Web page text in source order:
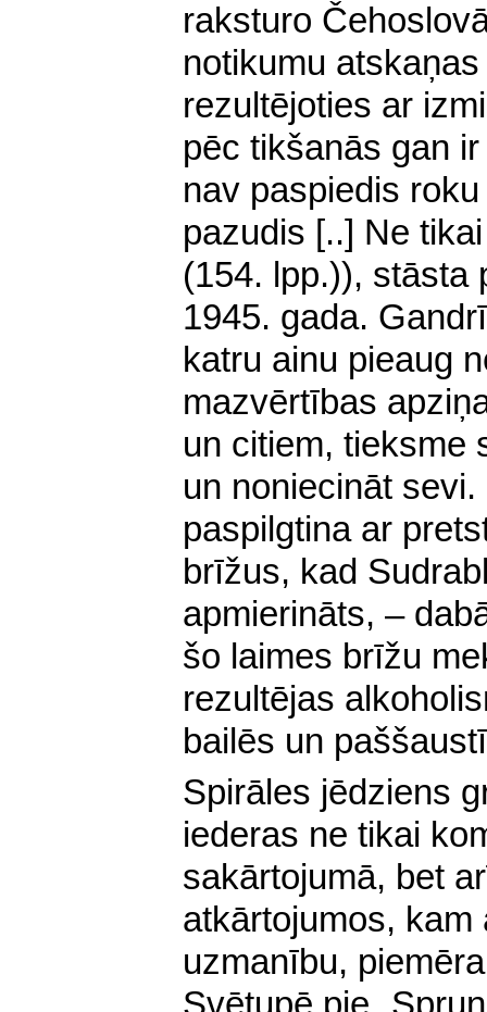
raksturo
notikumu
rezultējoties ar
pēc tikšanās gan
nav paspiedis
pazudis [..] Ne
(154. lpp.)), stāsta
1945. gada.
katru ainu pieaug
mazvērtības
un citiem, tieksme
un noniecināt
paspilgtina ar
brīžus, kad
apmierināts, –
šo laimes brīžu
rezultējas
bailēs un
Spirāles jēdziens
iederas ne tikai
sakārtojumā, bet
atkārtojumos,
uzmanību,